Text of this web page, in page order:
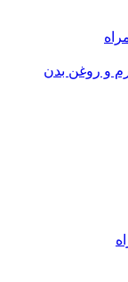
و روغن بدن